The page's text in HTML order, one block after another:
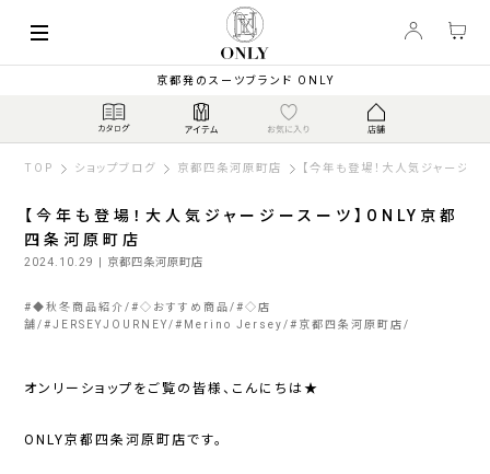
京都発のスーツブランド ONLY
TOP ショップブログ 京都四条河原町店 【今年も登場！大人気ジャージ
【今年も登場！大人気ジャージースーツ】ONLY京都
四条河原町店
2024.10.29 | 京都四条河原町店
#◆秋冬商品紹介 #◇おすすめ商品 #◇店
舗 #JERSEYJOURNEY # Merino Jersey # 京都四条河原町店
オンリーショップをご覧の皆様、こんにちは★
ONLY京都四条河原町店です。